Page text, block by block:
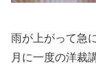
雨が上がって急
月に一度の洋裁